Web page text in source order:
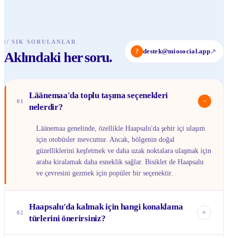
// SIK SORULANLAR
Aklındaki her soru. ? destek@miosocial.app↗
01
Läänemaa'da toplu taşıma seçenekleri
nelerdir?
−
Läänemaa genelinde, özellikle Haapsalu'da şehir içi ulaşım
için otobüsler mevcuttur. Ancak, bölgenin doğal
güzelliklerini keşfetmek ve daha uzak noktalara ulaşmak için
araba kiralamak daha esneklik sağlar. Bisiklet de Haapsalu
ve çevresini gezmek için popüler bir seçenektir.
02
Haapsalu'da kalmak için hangi konaklama
türlerini önerirsiniz?
+